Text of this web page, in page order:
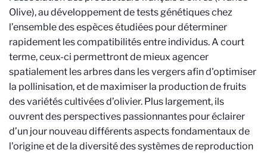
Olive), au développement de tests génétiques chez
l’ensemble des espèces étudiées pour déterminer
rapidement les compatibilités entre individus. A court
terme, ceux-ci permettront de mieux agencer
spatialement les arbres dans les vergers afin d'optimiser
la pollinisation, et de maximiser la production de fruits
des variétés cultivées d’olivier. Plus largement, ils
ouvrent des perspectives passionnantes pour éclairer
d’un jour nouveau différents aspects fondamentaux de
l'origine et de la diversité des systèmes de reproduction